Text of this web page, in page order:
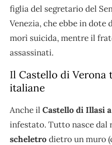
figlia del segretario del
Venezia, che ebbe in dote
morì suicida, mentre il
assassinati.
Il Castello di Verona
italiane
Anche il Castello di Illasi
infestato. Tutto nasce
scheletro dietro un muro